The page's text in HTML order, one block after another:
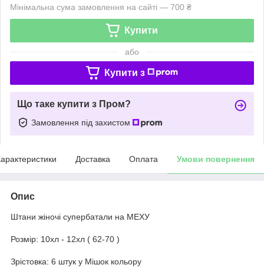
Мінімальна сума замовлення на сайті — 700 ₴
Купити
або
Купити з
Що таке купити з Пром?
Замовлення під захистом
Доставка Оплата Умови повернення
Опис
Штани жіночі супербатали на МЕХУ
Розмір: 10хл - 12хл ( 62-70 )
Зрістовка: 6 штук у Мішок кольору